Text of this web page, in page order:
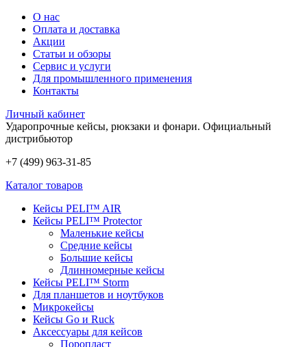
О нас
Оплата и доставка
Акции
Статьи и обзоры
Сервис и услуги
Для промышленного применения
Контакты
Личный кабинет
Ударопрочные кейсы, рюкзаки и фонари. Официальный
дистрибьютор
+7 (499) 963-31-85
Каталог товаров
Кейсы PELI™ AIR
Кейсы PELI™ Protector
Маленькие кейсы
Средние кейсы
Большие кейсы
Длинномерные кейсы
Кейсы PELI™ Storm
Для планшетов и ноутбуков
Микрокейсы
Кейсы Go и Ruck
Аксессуары для кейсов
Поропласт